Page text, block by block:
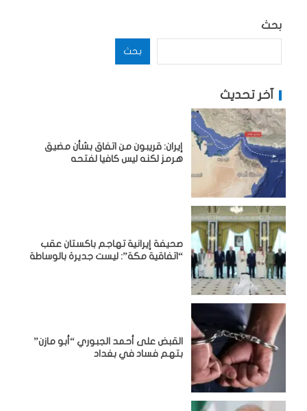
بحث
بحث
آخر تحديث
إيران: قريبون من اتفاق بشأن مضيق
هرمز لكنه ليس كافيا لفتحه
صحيفة إيرانية تهاجم باكستان عقب
“اتفاقية مكة”: ليست جديرة بالوساطة
القبض على أحمد الجبوري “أبو مازن”
بتهم فساد في بغداد